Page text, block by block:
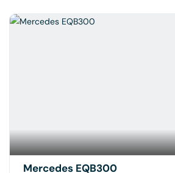
Mercedes EQB300